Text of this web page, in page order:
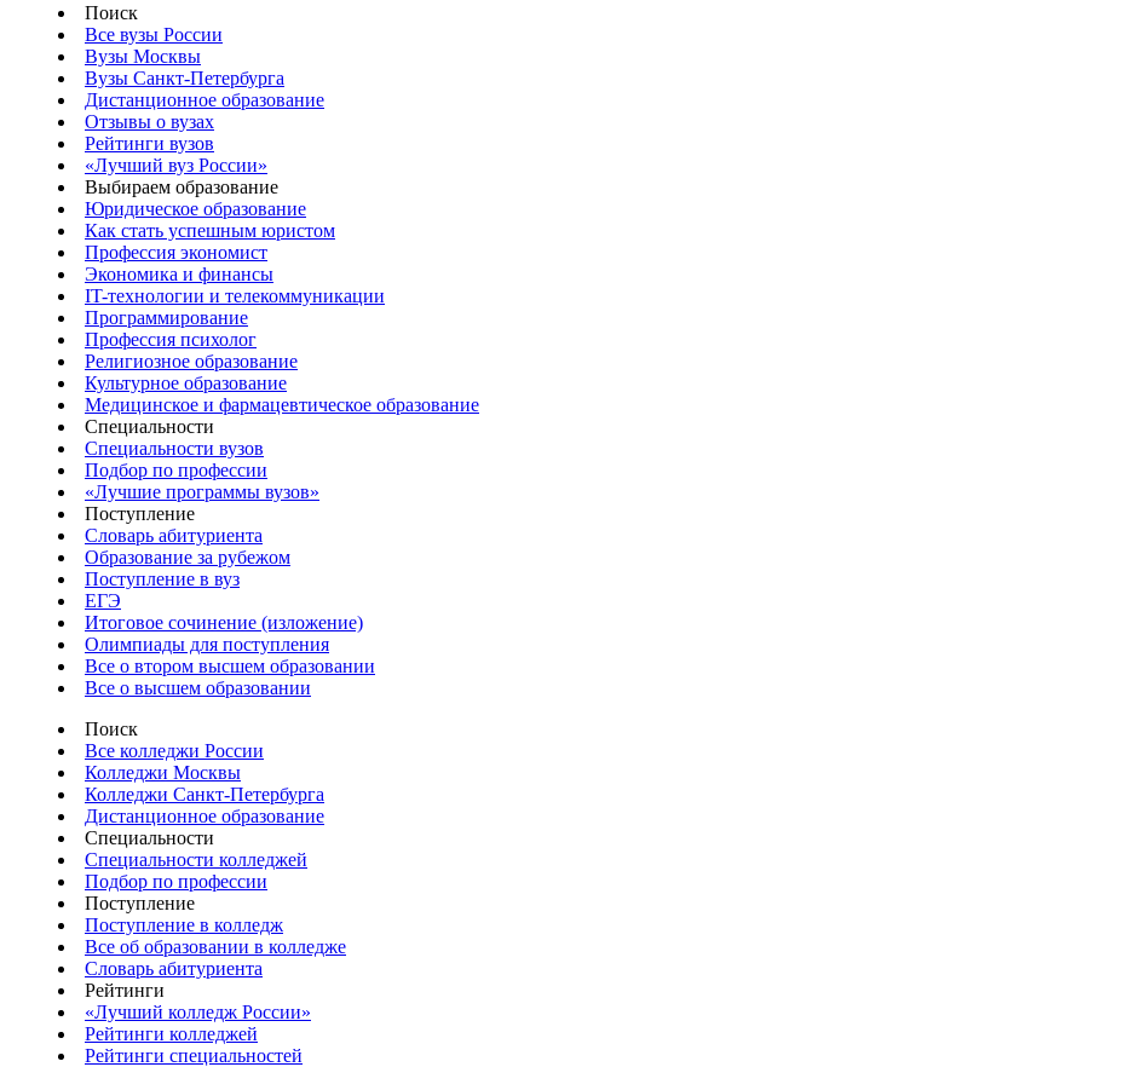
Поиск
Все вузы России
Вузы Москвы
Вузы Санкт-Петербурга
Дистанционное образование
Отзывы о вузах
Рейтинги вузов
«Лучший вуз России»
Выбираем образование
Юридическое образование
Как стать успешным юристом
Профессия экономист
Экономика и финансы
IT-технологии и телекоммуникации
Программирование
Профессия психолог
Религиозное образование
Культурное образование
Медицинское и фармацевтическое образование
Специальности
Специальности вузов
Подбор по профессии
«Лучшие программы вузов»
Поступление
Словарь абитуриента
Образование за рубежом
Поступление в вуз
ЕГЭ
Итоговое сочинение (изложение)
Олимпиады для поступления
Все о втором высшем образовании
Все о высшем образовании
Поиск
Все колледжи России
Колледжи Москвы
Колледжи Санкт-Петербурга
Дистанционное образование
Специальности
Специальности колледжей
Подбор по профессии
Поступление
Поступление в колледж
Все об образовании в колледже
Словарь абитуриента
Рейтинги
«Лучший колледж России»
Рейтинги колледжей
Рейтинги специальностей